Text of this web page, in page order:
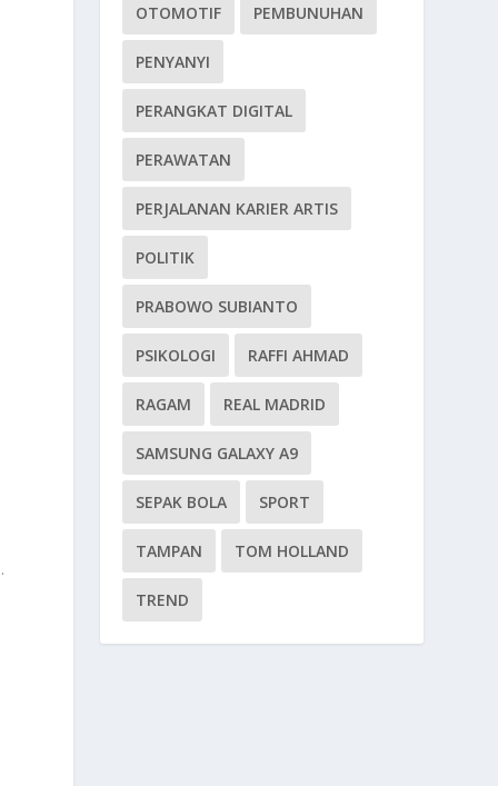
OTOMOTIF PEMBUNUHAN
PENYANYI
PERANGKAT DIGITAL
PERAWATAN
PERJALANAN KARIER ARTIS
POLITIK
PRABOWO SUBIANTO
PSIKOLOGI RAFFI AHMAD
RAGAM REAL MADRID
SAMSUNG GALAXY A9
SEPAK BOLA SPORT
TAMPAN TOM HOLLAND
TREND